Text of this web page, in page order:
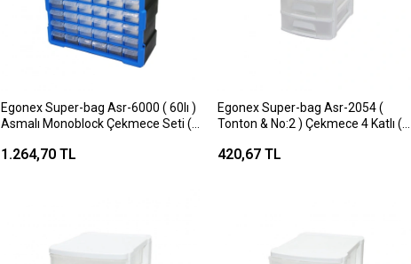
Egonex Super-bag Asr-6000 ( 60lı )
Asmalı Monoblock Çekmece Seti (
1.264,70 TL
Egonex Super-bag Asr-2054 (
Tonton & No:2 ) Çekmece 4 Katlı (
420,67 TL